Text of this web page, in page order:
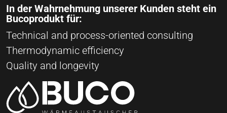
In der Wahrnehmung unserer Kunden steht ein
Bucoprodukt für:
Technical and process-oriented consulting
Thermodynamic efficiency
Quality and longevity